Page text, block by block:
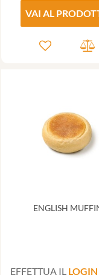
VAI AL
ENGLISH
EFFETTUA IL LOGIN